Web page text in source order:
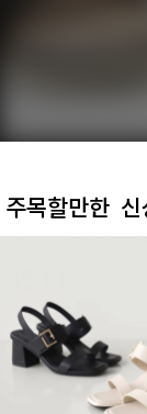
주목할만한 신